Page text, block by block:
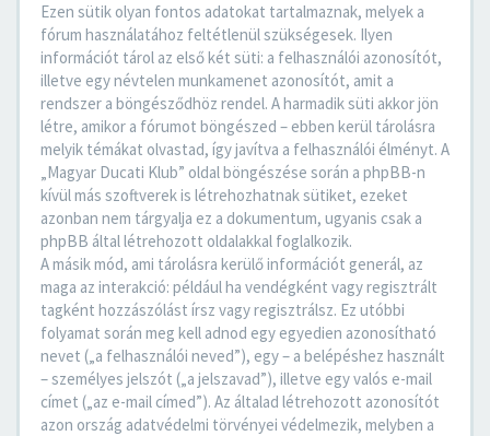
Ezen sütik olyan fontos adatokat tartalmaznak, melyek a
fórum használatához feltétlenül szükségesek. Ilyen
információt tárol az első két süti: a felhasználói azonosítót,
illetve egy névtelen munkamenet azonosítót, amit a
rendszer a böngésződhöz rendel. A harmadik süti akkor jön
létre, amikor a fórumot böngészed – ebben kerül tárolásra
melyik témákat olvastad, így javítva a felhasználói élményt. A
„Magyar Ducati Klub” oldal böngészése során a phpBB-n
kívül más szoftverek is létrehozhatnak sütiket, ezeket
azonban nem tárgyalja ez a dokumentum, ugyanis csak a
phpBB által létrehozott oldalakkal foglalkozik.
A másik mód, ami tárolásra kerülő információt generál, az
maga az interakció: például ha vendégként vagy regisztrált
tagként hozzászólást írsz vagy regisztrálsz. Ez utóbbi
folyamat során meg kell adnod egy egyedien azonosítható
nevet („a felhasználói neved”), egy – a belépéshez használt
– személyes jelszót („a jelszavad”), illetve egy valós e-mail
címet („az e-mail címed”). Az általad létrehozott azonosítót
azon ország adatvédelmi törvényei védelmezik, melyben a